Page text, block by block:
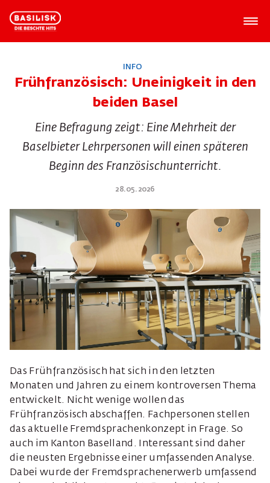
INFO
Frühfranzösisch: Uneinigkeit in den
beiden Basel
Eine Befragung zeigt: Eine Mehrheit der
Baselbieter Lehrpersonen will einen späteren
Beginn des Französischunterricht.
28.05.2026
Das Frühfranzösisch hat sich in den letzten
Monaten und Jahren zu einem kontroversen Thema
entwickelt. Nicht wenige wollen das
Frühfranzösisch abschaffen. Fachpersonen stellen
das aktuelle Fremdsprachenkonzept in Frage. So
auch im Kanton Baselland. Interessant sind daher
die neusten Ergebnisse einer umfassenden Analyse.
Dabei wurde der Fremdsprachenerwerb umfassend